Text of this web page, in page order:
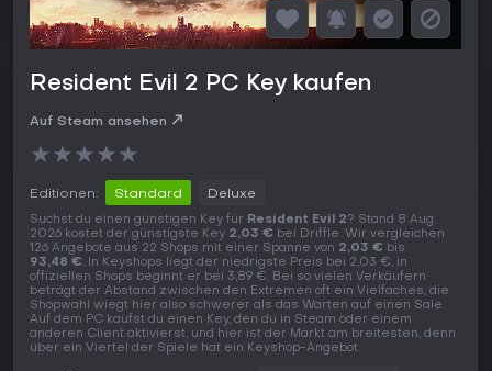
Resident Evil 2 PC Key kaufen
Auf Steam ansehen
★★★★★
Editionen: Standard Deluxe
Suchst du einen günstigen Key für Resident Evil 2? Stand 8 Aug.
2026 kostet der günstigste Key 2,03 € bei Driffle. Wir vergleichen
126 Angebote aus 22 Shops mit einer Spanne von 2,03 € bis
93,48 €. In Keyshops liegt der niedrigste Preis bei 2,03 €, in
offiziellen Shops beginnt er bei 3,89 €. Bei so vielen Verkäufern
beträgt der Abstand zwischen den Extremen oft ein Vielfaches, die
Shopwahl wiegt hier also schwerer als das Warten auf einen Sale.
Auf dem PC kaufst du einen Key, den du in Steam oder einem
anderen Client aktivierst, und hier ist der Markt am breitesten, denn
über ein Viertel der Spiele hat ein Keyshop-Angebot.